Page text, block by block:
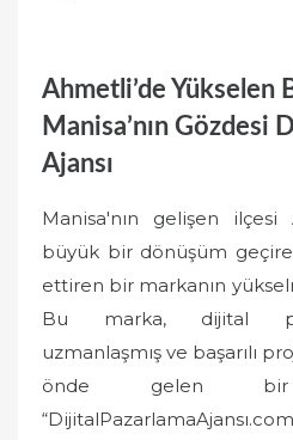
Ahmetli’de Yükselen
Manisa’nın Gözdesi
Ajansı
Manisa'nın gelişen ilçesi
büyük bir dönüşüm
ettiren bir markanın
Bu marka, dijital
uzmanlaşmış ve başarılı
önde gelen